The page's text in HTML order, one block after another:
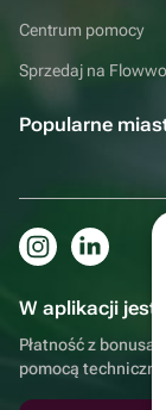
Centrum pomocy
Sprzedaj na
Popularne
W aplikacji jest
Płatność z
pomocą techniczną